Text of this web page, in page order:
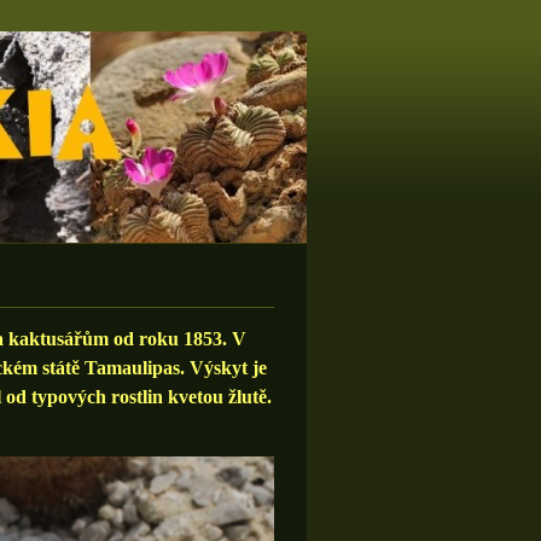
kaktusářům od roku 1853. V
státě Tamaulipas. Výskyt je
typových rostlin kvetou žlutě.